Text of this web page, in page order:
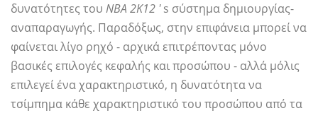
δυνατότητες του NBA 2Κ12 's σύστημα δημιουργίας-
αναπαραγωγής. Παραδόξως, στην επιφάνεια μπορεί να
φαίνεται λίγο ρηχό - αρχικά επιτρέποντας μόνο
βασικές επιλογές κεφαλής και προσώπου - αλλά μόλις
επιλεγεί ένα χαρακτηριστικό, η δυνατότητα να
τσίμπημα κάθε χαρακτηριστικό του προσώπου από τα